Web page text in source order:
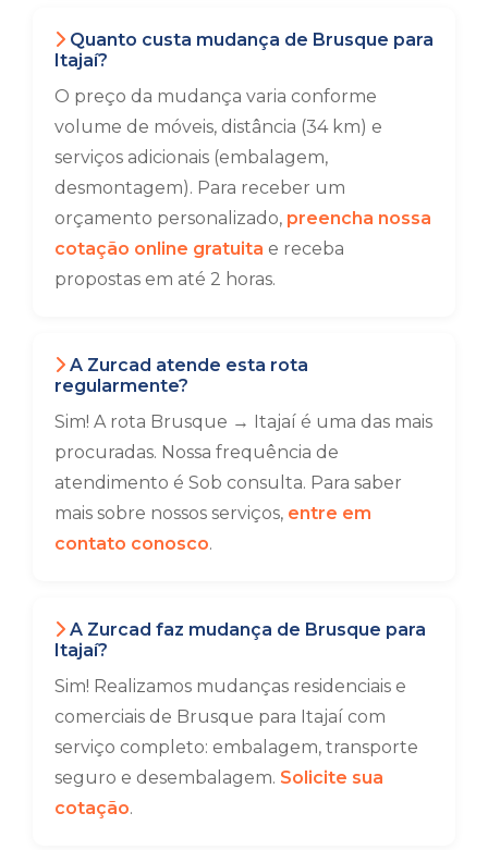
Quanto custa mudança de Brusque para
Itajaí?
O preço da mudança varia conforme
volume de móveis, distância (34 km) e
serviços adicionais (embalagem,
desmontagem). Para receber um
orçamento personalizado, preencha nossa
cotação online gratuita e receba
propostas em até 2 horas.
A Zurcad atende esta rota
regularmente?
Sim! A rota Brusque → Itajaí é uma das mais
procuradas. Nossa frequência de
atendimento é Sob consulta. Para saber
mais sobre nossos serviços, entre em
contato conosco.
A Zurcad faz mudança de Brusque para
Itajaí?
Sim! Realizamos mudanças residenciais e
comerciais de Brusque para Itajaí com
serviço completo: embalagem, transporte
seguro e desembalagem. Solicite sua
cotação.